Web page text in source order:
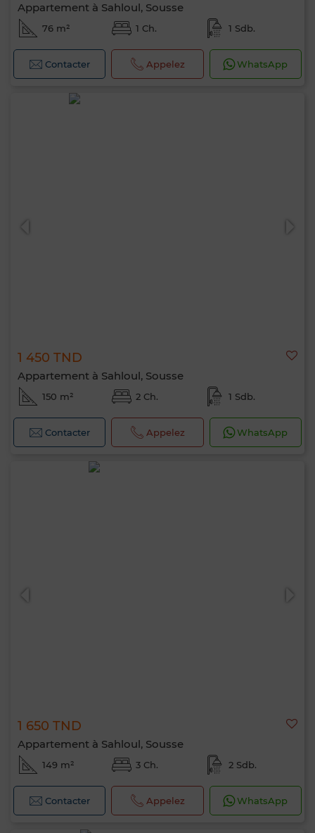
Appartement à Sahloul, Sousse
76 m² 1 Ch. 1 Sdb.
Contacter Appelez WhatsApp
1 450 TND
Appartement à Sahloul, Sousse
150 m² 2 Ch. 1 Sdb.
Contacter Appelez WhatsApp
1 650 TND
Appartement à Sahloul, Sousse
149 m² 3 Ch. 2 Sdb.
Contacter Appelez WhatsApp